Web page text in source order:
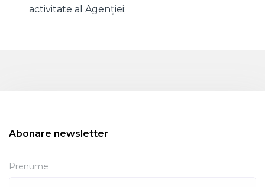
activitate al Agenției;
Abonare newsletter
Prenume